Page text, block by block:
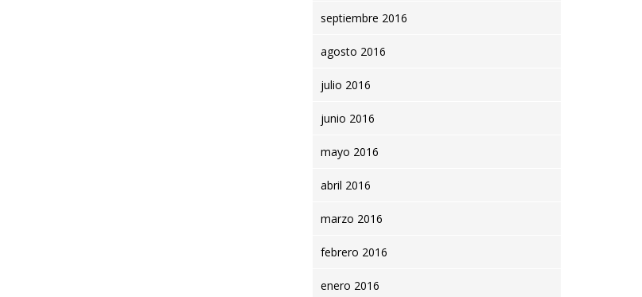
septiembre 2016
agosto 2016
julio 2016
junio 2016
mayo 2016
abril 2016
marzo 2016
febrero 2016
enero 2016